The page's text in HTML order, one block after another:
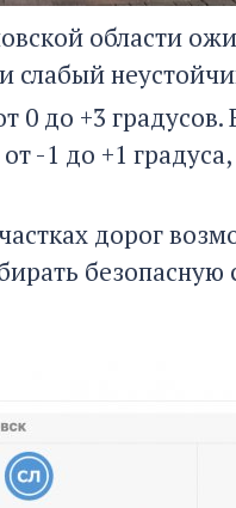
области
слабый
0 до +3 градусов.
-1 до +1
дорог
безопасную